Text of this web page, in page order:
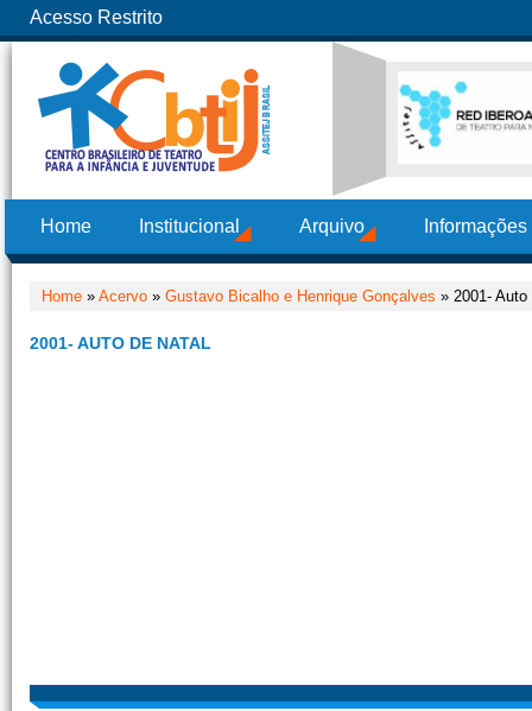
Acesso Restrito
Home Institucional Arquivo
Home » Acervo » Gustavo Bicalho e Henrique Gonçalves » 2001- Auto
2001- AUTO DE NATAL